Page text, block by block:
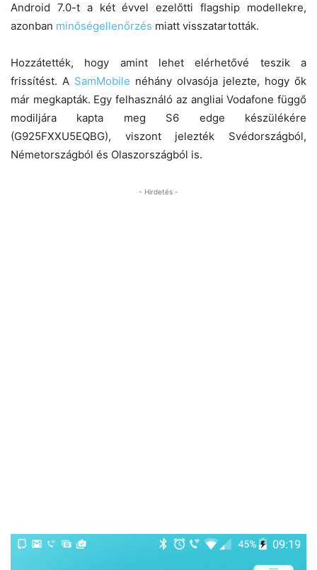
Android 7.0-t a két évvel ezelőtti flagship modellekre,
azonban minőségellenőrzés miatt visszatartották.
Hozzátették, hogy amint lehet elérhetővé teszik a
frissítést. A SamMobile néhány olvasója jelezte, hogy ők
már megkapták. Egy felhasználó az angliai Vodafone függő
modiljára kapta meg S6 edge készülékére
(G925FXXU5EQBG), viszont jelezték Svédországból,
Németországból és Olaszországból is.
- Hirdetés -